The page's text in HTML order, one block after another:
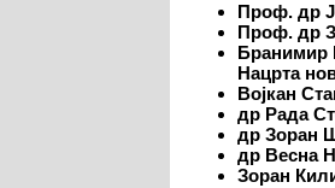
Проф. др
Проф. др
Бранимир
Нацрта
Војкан
др Рада
др Зоран
др Весна
Зоран